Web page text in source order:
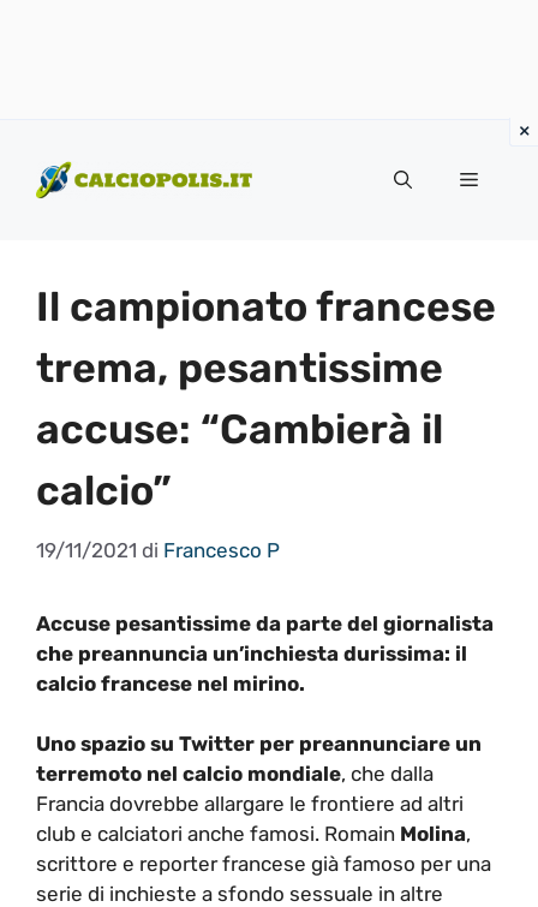
contenuto
Menu
Il campionato francese
trema, pesantissime
accuse: “Cambierà il
calcio”
19/11/2021 di Francesco P
Accuse pesantissime da parte del giornalista
che preannuncia un’inchiesta durissima: il
calcio francese nel mirino.
Uno spazio su Twitter per preannunciare un
terremoto nel calcio mondiale, che dalla
Francia dovrebbe allargare le frontiere ad altri
club e calciatori anche famosi. Romain Molina,
scrittore e reporter francese già famoso per una
serie di inchieste a sfondo sessuale in altre